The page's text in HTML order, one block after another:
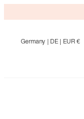
Germany | DE | EUR €